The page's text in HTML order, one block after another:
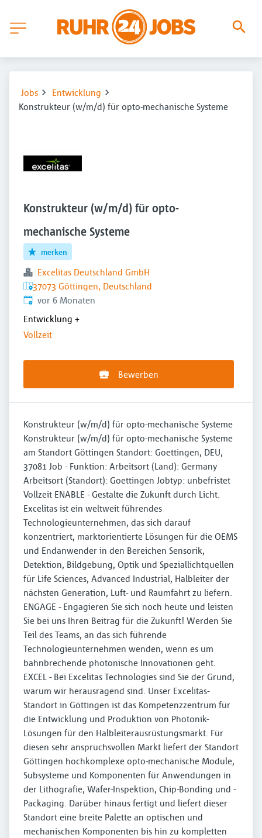
Jobs
Entwicklung
Konstrukteur (w/m/d) für opto-mechanische Systeme
Konstrukteur (w/m/d) für opto-
mechanische Systeme
merken
Excelitas Deutschland GmbH
37073 Göttingen, Deutschland
Veröffentlicht:
vor 6 Monaten
Entwicklung +
Vollzeit
Bewerben
Konstrukteur (w/m/d) für opto-mechanische Systeme
Konstrukteur (w/m/d) für opto-mechanische Systeme
am Standort Göttingen Standort: Goettingen, DEU,
37081 Job - Funktion: Arbeitsort (Land): Germany
Arbeitsort (Standort): Goettingen Jobtyp: unbefristet
Vollzeit ENABLE - Gestalte die Zukunft durch Licht.
Excelitas ist ein weltweit führendes
Technologieunternehmen, das sich darauf
konzentriert, marktorientierte Lösungen für die OEMS
und Endanwender in den Bereichen Sensorik,
Detektion, Bildgebung, Optik und Speziallichtquellen
für Life Sciences, Advanced Industrial, Halbleiter der
nächsten Generation, Luft- und Raumfahrt zu liefern.
ENGAGE - Engagieren Sie sich noch heute und leisten
Sie bei uns Ihren Beitrag für die Zukunft! Werden Sie
Teil des Teams, an das sich führende
Technologieunternehmen wenden, wenn es um
bahnbrechende photonische Innovationen geht.
EXCEL - Bei Excelitas Technologies sind Sie der Grund,
warum wir herausragend sind. Unser Excelitas-
Standort in Göttingen ist das Kompetenzzentrum für
die Entwicklung und Produktion von Photonik-
Lösungen für den Halbleiterausrüstungsmarkt. Für
diesen sehr anspruchsvollen Markt liefert der Standort
Göttingen hochkomplexe opto-mechanische Module,
Subsysteme und Komponenten für Anwendungen in
der Lithografie, Wafer-Inspektion, Chip-Bonding und -
Packaging. Darüber hinaus fertigt und liefert dieser
Standort eine breite Palette an optischen und
mechanischen Komponenten bis hin zu kompletten